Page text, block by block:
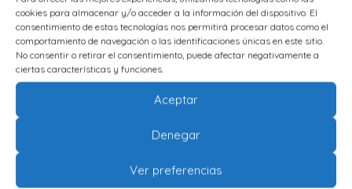
cookies para almacenar y/o acceder a la información del dispositivo. El
consentimiento de estas tecnologías nos permitirá procesar datos como el
comportamiento de navegación o las identificaciones únicas en este sitio.
No consentir o retirar el consentimiento, puede afectar negativamente a
ciertas características y funciones.
Aceptar
Denegar
Ver preferencias
mente»
2º Torneo Provincial de Petanca y Párkinson de
Málaga
Cierre por vacaciones de la Asociación Parkinson
Disfruta la playa con Párkinson